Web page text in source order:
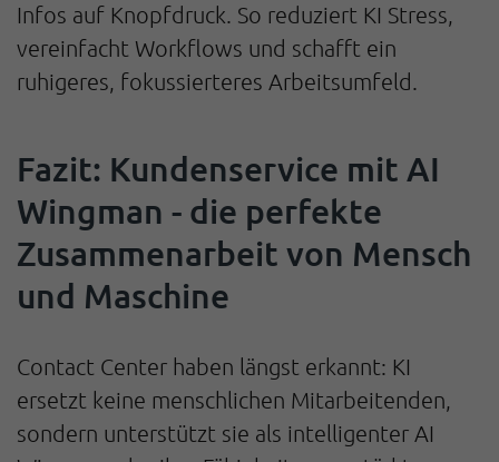
Infos auf Knopfdruck. So reduziert KI Stress,
vereinfacht Workflows und schafft ein
ruhigeres, fokussierteres Arbeitsumfeld.
Fazit: Kundenservice mit AI
Wingman - die perfekte
Zusammenarbeit von Mensch
und Maschine
Contact Center haben längst erkannt: KI
ersetzt keine menschlichen Mitarbeitenden,
sondern unterstützt sie als intelligenter AI